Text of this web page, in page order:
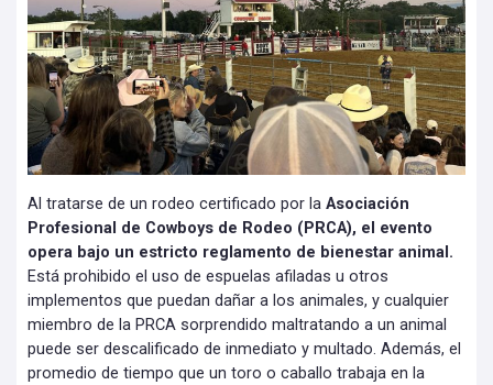
Al tratarse de un rodeo certificado por la Asociación
Profesional de Cowboys de Rodeo (PRCA), el evento
opera bajo un estricto reglamento de bienestar animal.
Está prohibido el uso de espuelas afiladas u otros
implementos que puedan dañar a los animales, y cualquier
miembro de la PRCA sorprendido maltratando a un animal
puede ser descalificado de inmediato y multado. Además, el
promedio de tiempo que un toro o caballo trabaja en la